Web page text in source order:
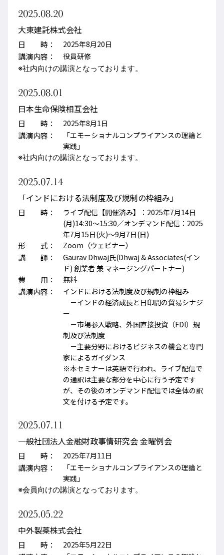
2025.08.20
大東建託株式会社
日 時： 2025年8月20日
講演内容： 役員研修
※社内向けの講演となっております。
2025.08.01
日本生命保険相互会社
日 時： 2025年8月1日
講演内容：
「エモーショナルコンプライアンスの理論と
実践」
※社内向けの講演となっております。
2025.07.14
「インドにおける法制度及び規制の枠組み」
日 時：
ライブ配信【開催済み】：2025年7月14日
(月)14:30～15:30／オンデマンド配信：2025
年7月15日(火)～9月7日(日)
形 式： Zoom（ウェビナー）
講 師：
Gaurav Dhwaj氏(Dhwaj & Associates(イン
ド) 創業者 兼 マネージングパートナー)
費 用： 無料
講演内容：
インドにおける法制度及び規制の枠組み
－インドの経済成長と日印間の貿易シナジ
ー
－市場参入戦略、外国直接投資（FDI）規
制及び法制度
－主要分野におけるビジネスの機会と専門
家によるガイダンス
※本セミナーは英語で行われ、ライブ配信で
の通訳は主要な部分を中心に行う予定です
が、その後のオンデマンド配信では全体の訳
文を付ける予定です。
2025.07.11
一般社団法人金融財政事情研究会 金曜例会
日 時： 2025年7月11日
講演内容：
「エモーショナルコンプライアンスの理論と
実践」
※会員向けの講演となっております。
2025.05.22
中外製薬株式会社
日 時： 2025年5月22日